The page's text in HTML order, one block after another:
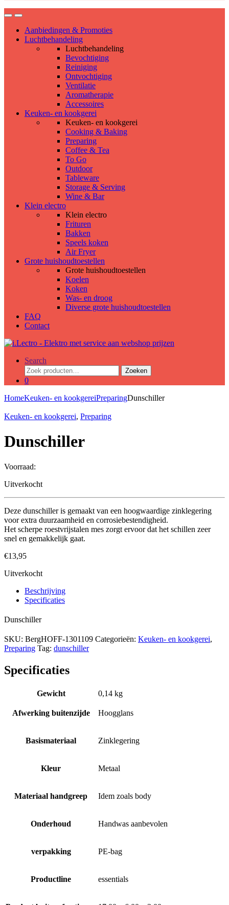
Aanbiedingen & Promoties
Luchtbehandeling
Luchtbehandeling
Bevochtiging
Reiniging
Ontvochtiging
Ventilatie
Aromatherapie
Accessoires
Keuken- en kookgerei
Keuken- en kookgerei
Cooking & Baking
Preparing
Coffee & Tea
To Go
Outdoor
Tableware
Storage & Serving
Wine & Bar
Klein electro
Klein electro
Frituren
Bakken
Speels koken
Air Fryer
Grote huishoudtoestellen
Grote huishoudtoestellen
Koelen
Koken
Was- en droog
Diverse grote huishoudtoestellen
FAQ
Contact
Search
Zoeken
naar:
Zoeken
0
HomeKeuken- en kookgereiPreparingDunschiller
Keuken- en kookgerei, Preparing
Dunschiller
Voorraad:
Uitverkocht
Deze dunschiller is gemaakt van een hoogwaardige zinklegering
voor extra duurzaamheid en corrosiebestendigheid.
Het scherpe roestvrijstalen mes zorgt ervoor dat het schillen zeer
snel en gemakkelijk gaat.
€13,95
Uitverkocht
Beschrijving
Specificaties
Dunschiller
SKU: BergHOFF-1301109 Categorieën: Keuken- en kookgerei,
Preparing Tag: dunschiller
Specificaties
Gewicht 0,14 kg
Afwerking buitenzijde Hoogglans
Basismateriaal Zinklegering
Kleur Metaal
Materiaal handgreep Idem zoals body
Onderhoud Handwas aanbevolen
verpakking PE-bag
Productline essentials